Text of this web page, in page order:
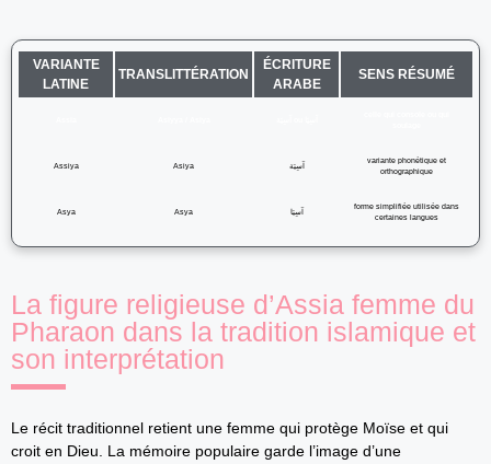
VARIANTE
LATINE
TRANSLITTÉRATION
ÉCRITURE
ARABE
SENS RÉSUMÉ
Assiya Asiya آسِيَة
variante phonétique et
orthographique
Asya Asya آسِيَا
forme simplifiée utilisée dans
certaines langues
La figure religieuse d’Assia femme du
Pharaon dans la tradition islamique et
son interprétation
Le récit traditionnel retient une femme qui protège Moïse et qui
croit en Dieu. La mémoire populaire garde l’image d’une